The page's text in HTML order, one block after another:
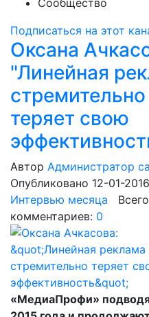
Сообщество
Подписаться на этот
Оксана
"Линейная
стремительно
теряет свою
Автор Администратор
Опубликовано 12-01-2016
Интервью месяца Всего
комментариев: 0
«МедиаПрофи»